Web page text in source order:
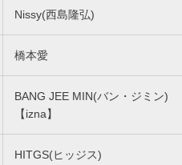
Nissy(西島隆弘)
橋本愛
BANG JEE MIN(バン・ジミン)
【izna】
HITGS(ヒッジス)